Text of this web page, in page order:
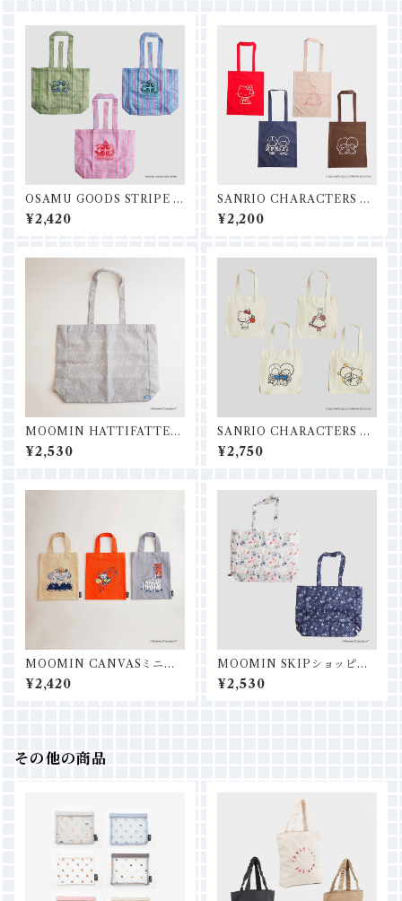
OSAMU GOODS STRIPE C
ROWN ショッピングバッグ
¥2,420
SANRIO CHARACTERS A4
トートバッグ
¥2,200
MOOMIN HATTIFATTEN
ENSショッピングバッグM
¥2,530
SANRIO CHARACTERS ラ
ンチトートバッグ
¥2,750
MOOMIN CANVASミニト
ートバッグ
¥2,420
MOOMIN SKIPショッピン
グバッグＭ
¥2,530
その他の商品